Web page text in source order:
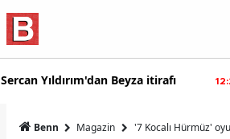
Sercan Yıldırım'dan Beyza itirafı
Benn Magazin '7 Kocalı Hürmüz'